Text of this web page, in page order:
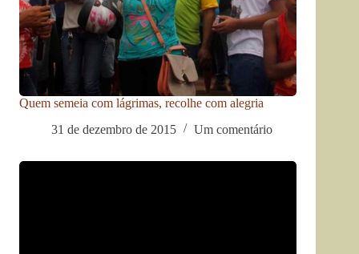
Quem semeia com lágrimas, recolhe com alegria
31 de dezembro de 2015
Um comentário